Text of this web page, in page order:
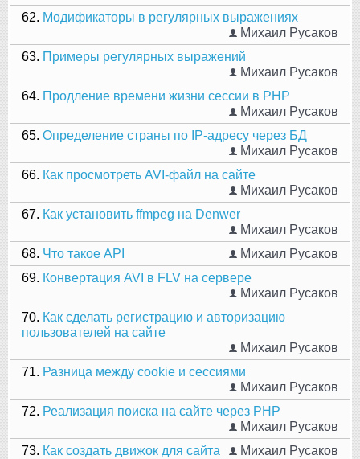
62. Модификаторы в регулярных выражениях
Михаил Русаков
63. Примеры регулярных выражений
Михаил Русаков
64. Продление времени жизни сессии в PHP
Михаил Русаков
65. Определение страны по IP-адресу через БД
Михаил Русаков
66. Как просмотреть AVI-файл на сайте
Михаил Русаков
67. Как установить ffmpeg на Denwer
Михаил Русаков
68. Что такое API
Михаил Русаков
69. Конвертация AVI в FLV на сервере
Михаил Русаков
70. Как сделать регистрацию и авторизацию
пользователей на сайте
Михаил Русаков
71. Разница между cookie и сессиями
Михаил Русаков
72. Реализация поиска на сайте через PHP
Михаил Русаков
73. Как создать движок для сайта
Михаил Русаков